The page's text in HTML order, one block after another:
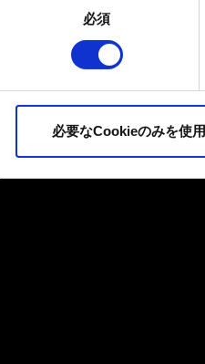
一部のCookieはウェブサイ
品質向上のために、オプシ
ます。お客様の許可なくこ
必須
必要なCookieのみを使